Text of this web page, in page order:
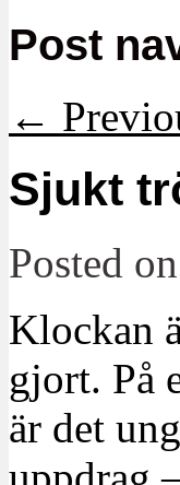
Post
←
Sjukt
Posted on
Klockan
gjort. På
är det